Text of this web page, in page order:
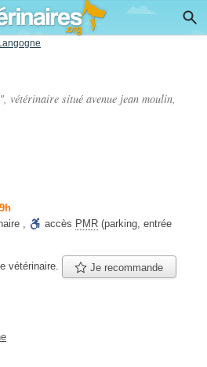
vétérinaire situé avenue jean moulin,
, accès PMR (parking, entrée
vétérinaire. Je recommande